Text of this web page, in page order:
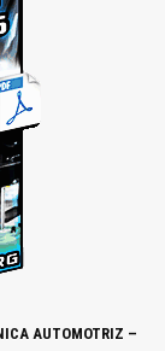
AUTOMOTRIZ –